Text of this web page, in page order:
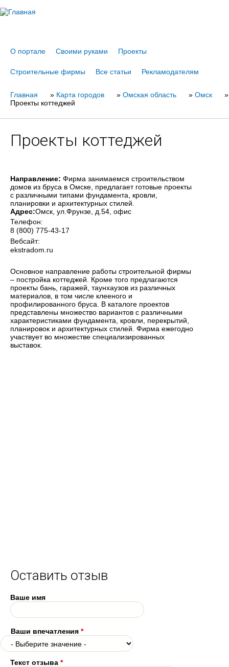
О портале Своими руками Проекты
Строительные фирмы Все статьи Рекламодателям
Вы
Главная » Карта городов » Омская область » Омск
»
Проекты коттеджей
Проекты коттеджей
Направление: Фирма занимаемся строительством
домов из бруса в Омске, предлагает готовые проекты
с различными типами фундамента, кровли,
планировки и архитектурных стилей.
Адрес:Омск , ул.Фрунзе, д.54, офис
Телефон:
8 (800) 775-43-17
Вебсайт:
ekstradom.ru
Основное направление работы строительной фирмы
– постройка коттеджей. Кроме того предлагаются
проекты бань, гаражей, таунхаузов из различных
материалов, в том числе клееного и
профилированного бруса. В каталоге проектов
представлены множество вариантов с различными
характеристиками фундамента, кровли, перекрытий,
планировок и архитектурных стилей. Фирма ежегодно
участвует во множестве специализированных
выставок.
Оставить отзыв
Ваше имя
Ваши впечатления *
Текст отзыва *